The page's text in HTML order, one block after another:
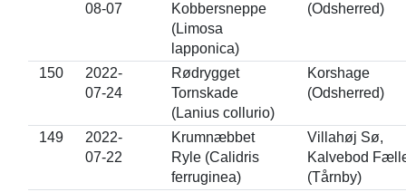
08-07
Kobbersneppe
(Limosa
lapponica)
(Odsherred)
150
2022-
07-24
Rødrygget
Tornskade
(Lanius collurio)
Korshage
(Odsherred)
149
2022-
07-22
Krumnæbbet
Ryle (Calidris
ferruginea)
Villahøj Sø,
Kalvebod
(Tårnby)